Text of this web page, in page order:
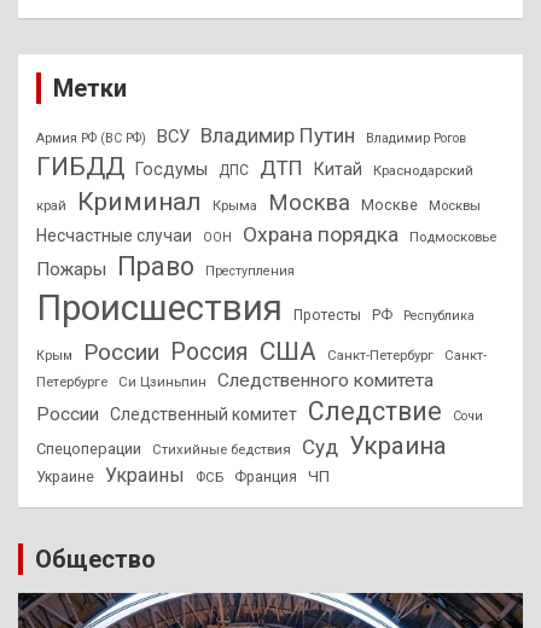
Метки
Армия РФ (ВС РФ) ВСУ Владимир Путин Владимир Рогов
ГИБДД Госдумы ДПС ДТП Китай Краснодарский
край Криминал Крыма Москва Москве Москвы
Несчастные случаи ООН Охрана порядка Подмосковье
Пожары Право Преступления
Происшествия Протесты РФ Республика
Крым России Россия США Санкт-Петербург
Санкт-
Петербурге
Си Цзиньпин
Следственного комитета
России
Следственный комитет Следствие Сочи
Спецоперации Стихийные бедствия Суд Украина
Украине Украины ФСБ Франция ЧП
Общество